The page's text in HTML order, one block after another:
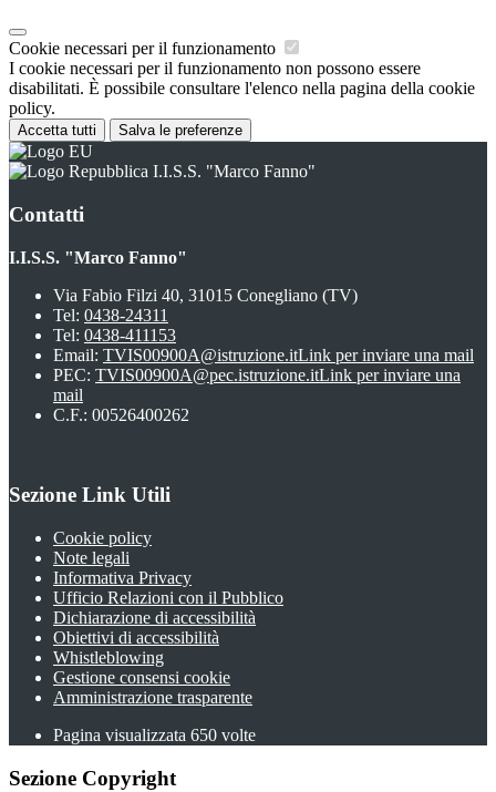
Cookie necessari per il funzionamento
I cookie necessari per il funzionamento non possono essere
disabilitati. È possibile consultare l'elenco nella pagina della cookie
policy.
Accetta tutti Salva le preferenze
I.I.S.S. "Marco Fanno"
Contatti
I.I.S.S. "Marco Fanno"
Via Fabio Filzi 40, 31015 Conegliano (TV)
Tel: 0438-24311
Tel: 0438-411153
Email: TVIS00900A@istruzione.itLink per inviare una mail
PEC: TVIS00900A@pec.istruzione.itLink per inviare una
mail
C.F.: 00526400262
Sezione Link Utili
Cookie policy
Note legali
Informativa Privacy
Ufficio Relazioni con il Pubblico
Dichiarazione di accessibilità
Obiettivi di accessibilità
Whistleblowing
Gestione consensi cookie
Amministrazione trasparente
Pagina visualizzata 650 volte
Sezione Copyright